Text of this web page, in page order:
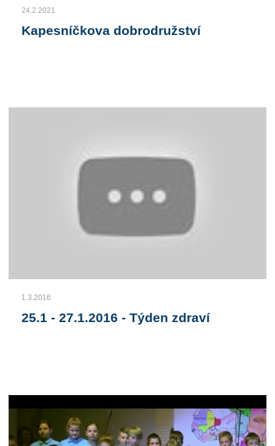
24.2.2021
Kapesníčkova dobrodružství
1.3.2016
25.1 - 27.1.2016 - Týden zdraví